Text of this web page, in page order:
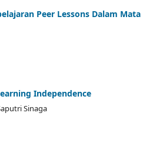
Peer Lessons Dalam
Independence
Sinaga